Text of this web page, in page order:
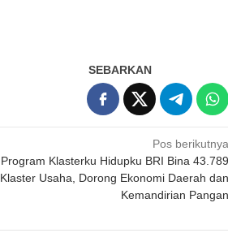
SEBARKAN
Pos berikutnya
Program Klasterku Hidupku BRI Bina 43.789
Klaster Usaha, Dorong Ekonomi Daerah dan
Kemandirian Pangan